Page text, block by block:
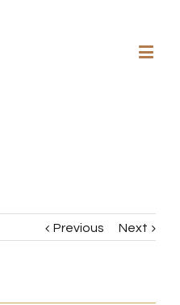
Previous Next